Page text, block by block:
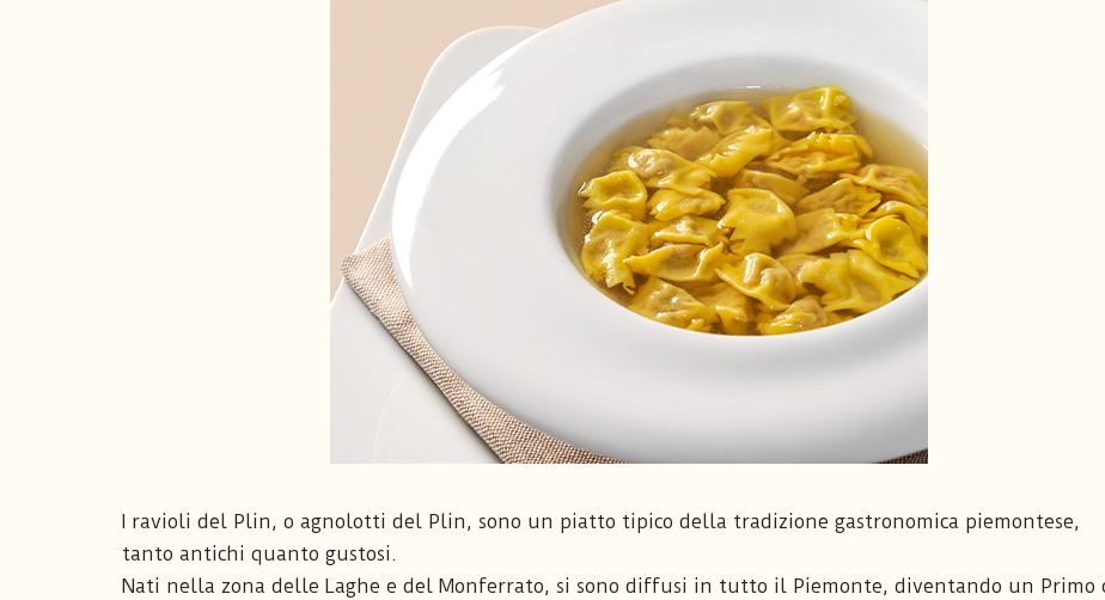
I ravioli del Plin, o agnolotti del Plin, sono un piatto tipico della tradizione gastronomica piemontese,
tanto antichi quanto gustosi.
Nati nella zona delle Laghe e del Monferrato, si sono diffusi in tutto il Piemonte, diventando un Primo